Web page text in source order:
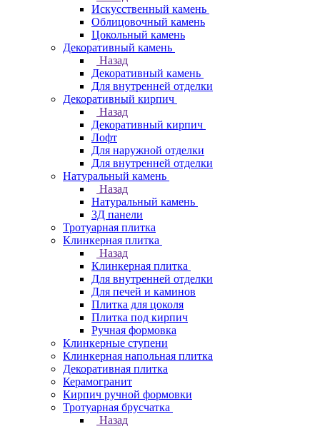
Искусственный камень
Облицовочный камень
Цокольный камень
Декоративный камень
Назад
Декоративный камень
Для внутренней отделки
Декоративный кирпич
Назад
Декоративный кирпич
Лофт
Для наружной отделки
Для внутренней отделки
Натуральный камень
Назад
Натуральный камень
3Д панели
Тротуарная плитка
Клинкерная плитка
Назад
Клинкерная плитка
Для внутренней отделки
Для печей и каминов
Плитка для цоколя
Плитка под кирпич
Ручная формовка
Клинкерные ступени
Клинкерная напольная плитка
Декоративная плитка
Керамогранит
Кирпич ручной формовки
Тротуарная брусчатка
Назад